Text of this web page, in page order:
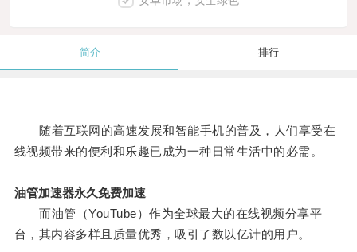
简介 排行
随着互联网的高速发展和智能手机的普及，人们享受在
线视频带来的便利和乐趣已成为一种日常生活中的必需。
油管加速器永久免费加速
而油管（YouTube）作为全球最大的在线视频分享平
台，其内容多样且质量优秀，吸引了数以亿计的用户。